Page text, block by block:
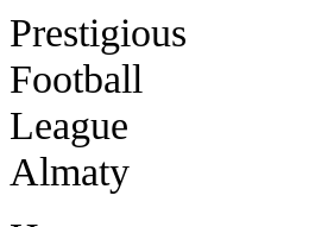
Prestigious
Football
League
Almaty